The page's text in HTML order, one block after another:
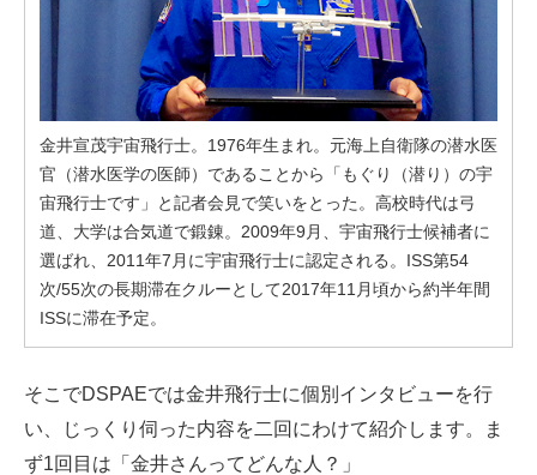
金井宣茂宇宙飛行士。1976年生まれ。元海上自衛隊の潜水医
官（潜水医学の医師）であることから「もぐり（潜り）の宇
宙飛行士です」と記者会見で笑いをとった。高校時代は弓
道、大学は合気道で鍛錬。2009年9月、宇宙飛行士候補者に
選ばれ、2011年7月に宇宙飛行士に認定される。ISS第54
次/55次の長期滞在クルーとして2017年11月頃から約半年間
ISSに滞在予定。
そこでDSPAEでは金井飛行士に個別インタビューを行
い、じっくり伺った内容を二回にわけて紹介します。ま
ず1回目は「金井さんってどんな人？」